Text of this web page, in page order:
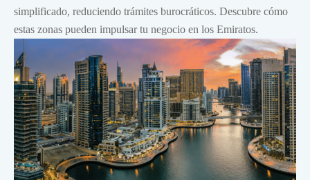
simplificado, reduciendo trámites burocráticos. Descubre cómo
estas zonas pueden impulsar tu negocio en los Emiratos.